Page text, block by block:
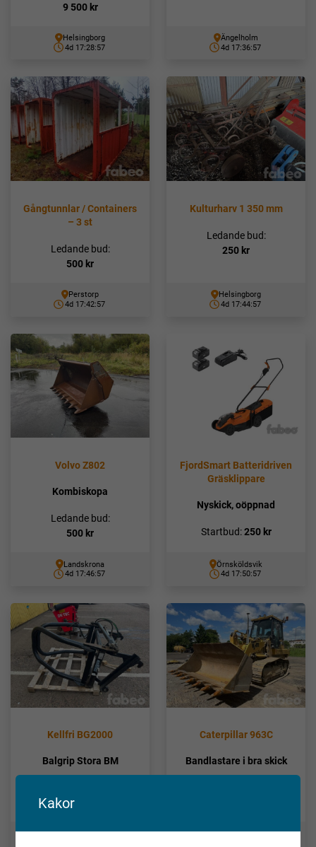
9 500kr
Helsingborg
4d 17:28:56
Ängelholm
4d 17:36:56
Gångtunnlar / Containers
– 3 st
Ledande bud:
500 kr
Perstorp
4d 17:42:56
Kulturharv 1 350 mm
Ledande bud:
250 kr
Helsingborg
4d 17:44:56
Volvo Z802
Kombiskopa
Ledande bud:
500 kr
Landskrona
4d 17:46:56
FjordSmart Batteridriven
Gräsklippare
Nyskick, oöppnad
Startbud: 250 kr
Örnsköldsvik
4d 17:50:56
Kellfri BG2000
Balgrip Stora BM
250
Ängelholm
Caterpillar 963C
Bandlastare i bra skick
Stockholm
Kakor